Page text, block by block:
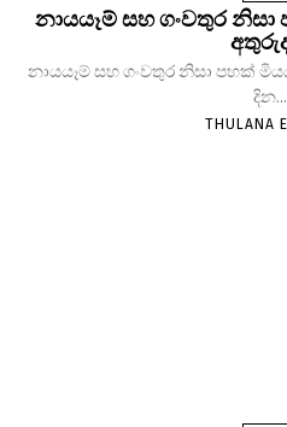
නායයෑම් සහ ගංවතුර
නායයෑම් සහ ගංවතුර නිසා පහක්
දින...
THULANA